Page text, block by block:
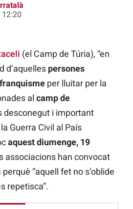
(el Camp de Túria), “en
d’aquelles persones
per lluitar per la
al camp de
desconegut i important
Guerra Civil al País
aquest diumenge, 19
associacions han convocat
“aquell fet no s’oblide
repetisca”.